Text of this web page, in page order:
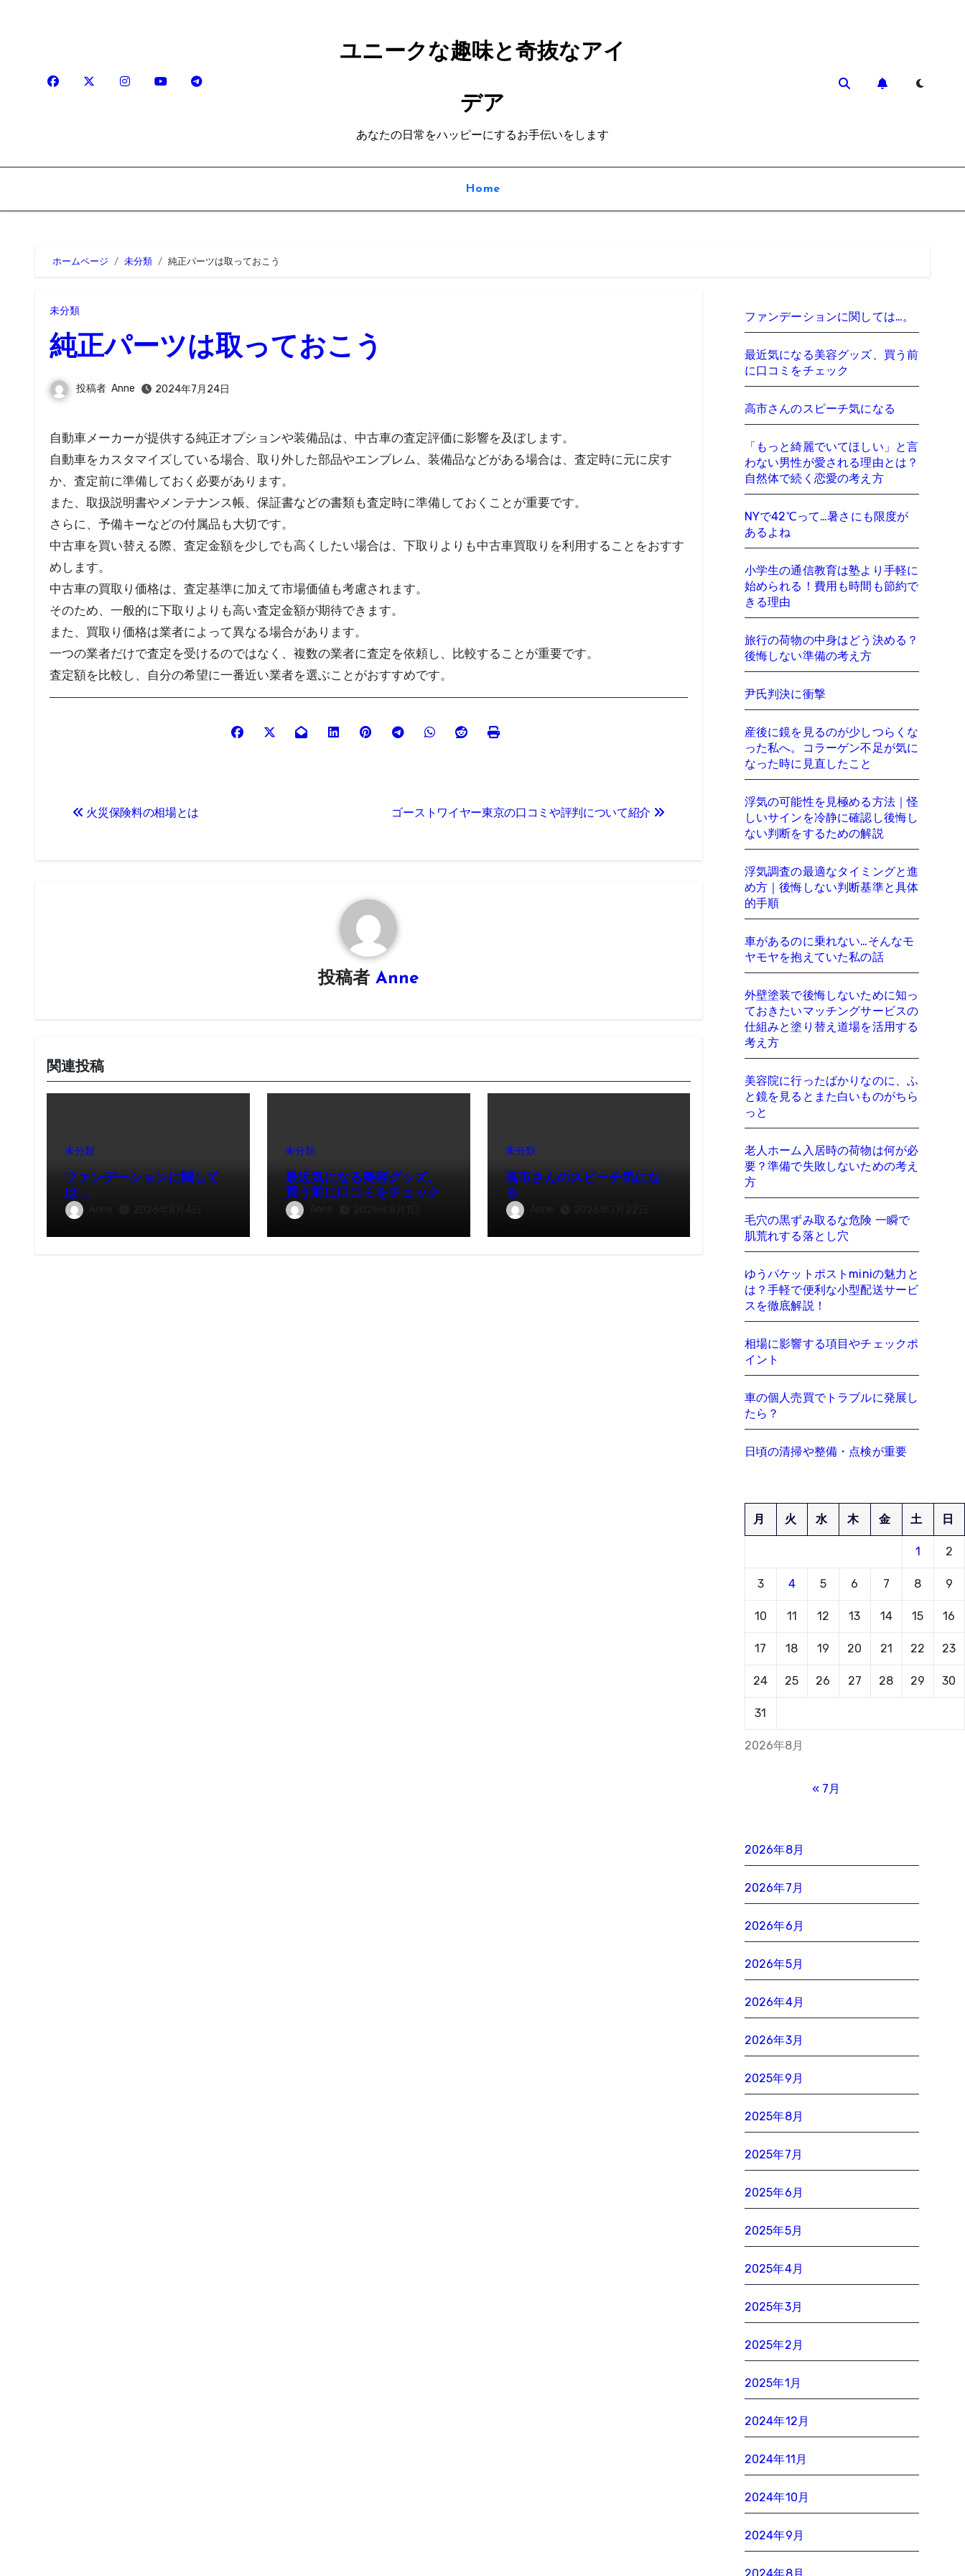
ユニークな趣味と奇抜なアイ
デア
あなたの日常をハッピーにするお手伝いをします
Home
ホームページ 未分類 純正パーツは取っておこう
未分類
純正パーツは取っておこう
投稿者 Anne 2024年7月24日
自動車メーカーが提供する純正オプションや装備品は、中古車の査定評価に影響を及ぼします。
自動車をカスタマイズしている場合、取り外した部品やエンブレム、装備品などがある場合は、査定時に元に戻す
か、査定前に準備しておく必要があります。
また、取扱説明書やメンテナンス帳、保証書などの書類も査定時に準備しておくことが重要です。
さらに、予備キーなどの付属品も大切です。
中古車を買い替える際、査定金額を少しでも高くしたい場合は、下取りよりも中古車買取りを利用することをおすす
めします。
中古車の買取り価格は、査定基準に加えて市場価値も考慮されます。
そのため、一般的に下取りよりも高い査定金額が期待できます。
また、買取り価格は業者によって異なる場合があります。
一つの業者だけで査定を受けるのではなく、複数の業者に査定を依頼し、比較することが重要です。
査定額を比較し、自分の希望に一番近い業者を選ぶことがおすすめです。
火災保険料の相場とは ゴーストワイヤー東京の口コミや評判について紹介
投稿者Anne
関連投稿
未分類
ファンデーションに関して
は…。
Anne 2026年8月4日
未分類
最近気になる美容グッズ、
買う前に口コミをチェック
Anne 2026年8月1日
未分類
高市さんのスピーチ気にな
る
Anne 2026年7月22日
ファンデーションに関しては…。
最近気になる美容グッズ、買う前
に口コミをチェック
高市さんのスピーチ気になる
「もっと綺麗でいてほしい」と言
わない男性が愛される理由とは？
自然体で続く恋愛の考え方
NYで42℃って…暑さにも限度が
あるよね
小学生の通信教育は塾より手軽に
始められる！費用も時間も節約で
きる理由
旅行の荷物の中身はどう決める？
後悔しない準備の考え方
尹氏判決に衝撃
産後に鏡を見るのが少しつらくな
った私へ。コラーゲン不足が気に
なった時に見直したこと
浮気の可能性を見極める方法｜怪
しいサインを冷静に確認し後悔し
ない判断をするための解説
浮気調査の最適なタイミングと進
め方｜後悔しない判断基準と具体
的手順
車があるのに乗れない…そんなモ
ヤモヤを抱えていた私の話
外壁塗装で後悔しないために知っ
ておきたいマッチングサービスの
仕組みと塗り替え道場を活用する
考え方
美容院に行ったばかりなのに、ふ
と鏡を見るとまた白いものがちら
っと
老人ホーム入居時の荷物は何が必
要？準備で失敗しないための考え
方
毛穴の黒ずみ取るな危険 一瞬で
肌荒れする落とし穴
ゆうパケットポストminiの魅力と
は？手軽で便利な小型配送サービ
スを徹底解説！
相場に影響する項目やチェックポ
イント
車の個人売買でトラブルに発展し
たら？
日頃の清掃や整備・点検が重要
2026年8月
月 火 水 木 金 土 日
1 2
3 4 5 6 7 8 9
10 11 12 13 14 15 16
17 18 19 20 21 22 23
24 25 26 27 28 29 30
31
« 7月
2026年8月
2026年7月
2026年6月
2026年5月
2026年4月
2026年3月
2025年9月
2025年8月
2025年7月
2025年6月
2025年5月
2025年4月
2025年3月
2025年2月
2025年1月
2024年12月
2024年11月
2024年10月
2024年9月